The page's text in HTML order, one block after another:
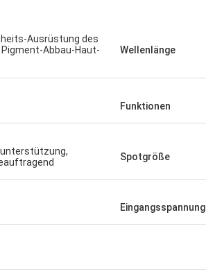
Ausrüstung des
Abbau-Haut-
Wellenlänge
Funktionen
Spotgröße
Eingangsspannung